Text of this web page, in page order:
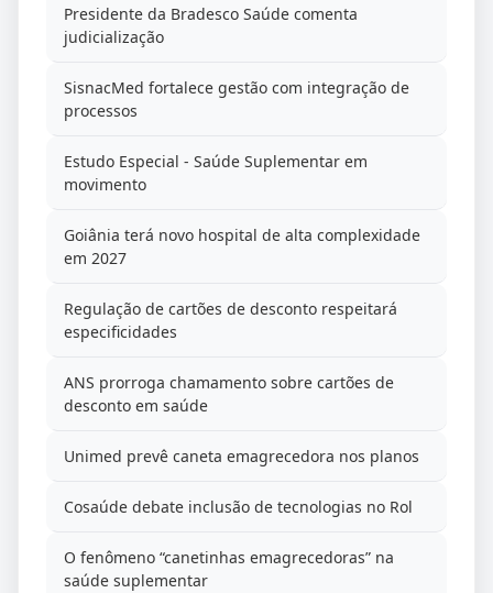
Presidente da Bradesco Saúde comenta
judicialização
SisnacMed fortalece gestão com integração de
processos
Estudo Especial - Saúde Suplementar em
movimento
Goiânia terá novo hospital de alta complexidade
em 2027
Regulação de cartões de desconto respeitará
especificidades
ANS prorroga chamamento sobre cartões de
desconto em saúde
Unimed prevê caneta emagrecedora nos planos
Cosaúde debate inclusão de tecnologias no Rol
O fenômeno “canetinhas emagrecedoras” na
saúde suplementar